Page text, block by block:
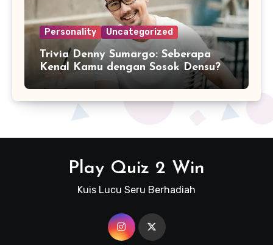
Personality Uncategorized
Trivia Denny Sumargo: Seberapa
Kenal Kamu dengan Sosok Densu?
Play Quiz 2 Win
Kuis Lucu Seru Berhadiah